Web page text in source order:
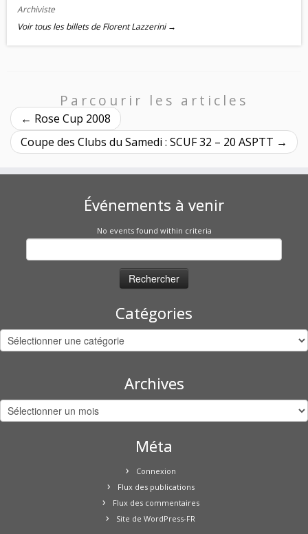
Archiviste
Voir tous les billets de Florent Lazzerini →
Parcourir les articles
← Rose Cup 2008
Coupe des Clubs du Samedi : SCUF 32 – 20 ASPTT →
Événements à venir
No events found within criteria
Catégories
Catégories
Archives
Archives
Méta
Connexion
Flux des publications
Flux des commentaires
Site de WordPress-FR